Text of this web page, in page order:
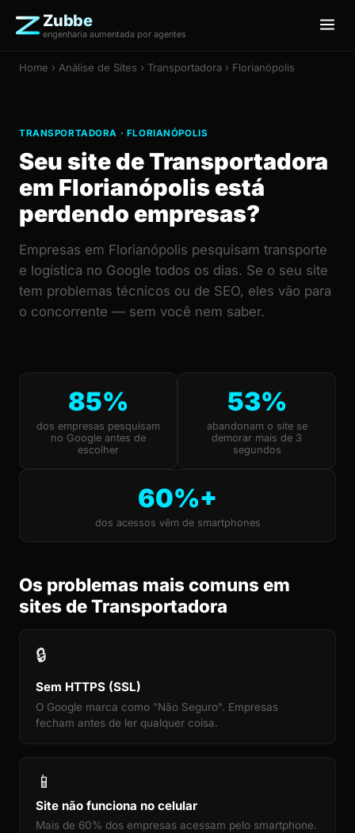
Zubbe
engenharia aumentada por agentes
Home › Análise de Sites › Transportadora › Florianópolis
TRANSPORTADORA · FLORIANÓPOLIS
Seu site de Transportadora
em Florianópolis está
perdendo empresas?
Empresas em Florianópolis pesquisam transporte
e logística no Google todos os dias. Se o seu site
tem problemas técnicos ou de SEO, eles vão para
o concorrente — sem você nem saber.
85%
dos empresas pesquisam
no Google antes de
escolher
53%
abandonam o site se
demorar mais de 3
segundos
60%+
dos acessos vêm de smartphones
Os problemas mais comuns em
sites de Transportadora
🔒
Sem HTTPS (SSL)
O Google marca como "Não Seguro". Empresas
fecham antes de ler qualquer coisa.
📱
Site não funciona no celular
Mais de 60% dos empresas acessam pelo smartphone.